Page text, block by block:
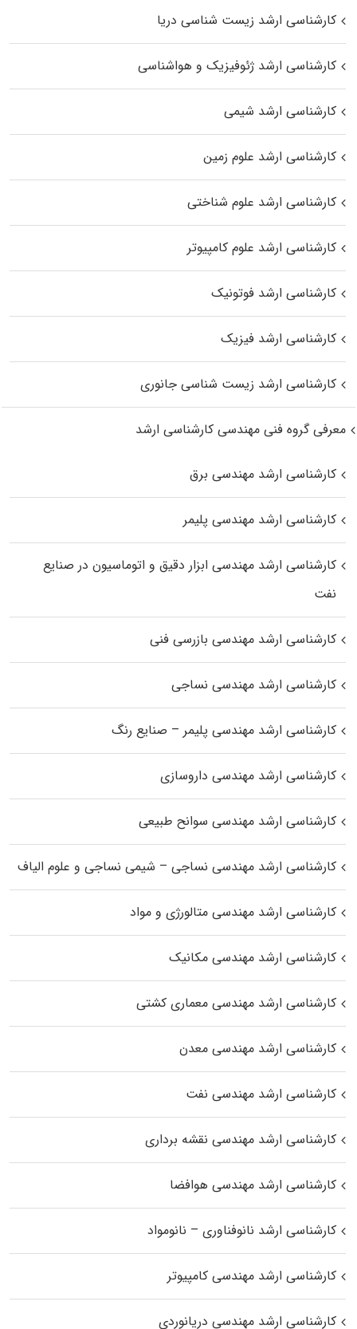
کارشناسی ارشد زیست‌ شناسی دریا
کارشناسی ارشد ژئوفیزیک و هواشناسی
کارشناسی ارشد شیمی
کارشناسی ارشد علوم زمین
کارشناسی ارشد علوم شناختی
کارشناسی ارشد علوم کامپیوتر
کارشناسی ارشد فوتونیک
کارشناسی ارشد فیزیک
کارشناسی ارشد زیست‌ شناسی جانوری
معرفی گروه فنی مهندسی کارشناسی ارشد
کارشناسی ارشد مهندسی برق
کارشناسی ارشد مهندسی پلیمر
کارشناسی ارشد مهندسی ابزار دقیق و اتوماسیون در صنایع
نفت
کارشناسی ارشد مهندسی بازرسی فنی
کارشناسی ارشد مهندسی نساجی
کارشناسی ارشد مهندسی پلیمر – صنایع رنگ
کارشناسی ارشد مهندسی داروسازی
کارشناسی ارشد مهندسی سوانح طبیعی
کارشناسی ارشد مهندسی نساجی – شیمی نساجی و علوم الیاف
کارشناسی ارشد مهندسی متالورژی و مواد
کارشناسی ارشد مهندسی مکانیک
کارشناسی ارشد مهندسی معماری کشتی
کارشناسی ارشد مهندسی معدن
کارشناسی ارشد مهندسی نفت
کارشناسی ارشد مهندسی نقشه برداری
کارشناسی ارشد مهندسی هوافضا
کارشناسی ارشد نانوفناوری – نانومواد
کارشناسی ارشد مهندسی کامپیوتر
کارشناسی ارشد مهندسی دریانوردی